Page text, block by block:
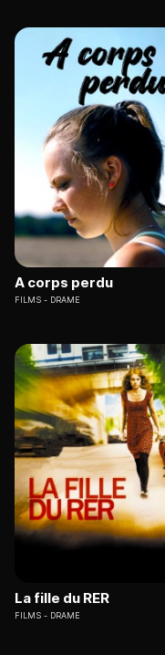
A corps perdu
FILMS DRAME
La fille du RER
FILMS DRAME